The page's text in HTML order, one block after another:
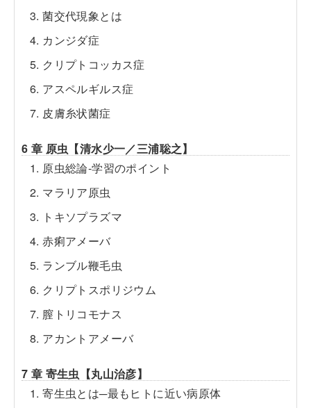
3. 菌交代現象とは
4. カンジダ症
5. クリプトコッカス症
6. アスペルギルス症
7. 皮膚糸状菌症
6 章 原虫【清水少一／三浦聡之】
1. 原虫総論-学習のポイント
2. マラリア原虫
3. トキソプラズマ
4. 赤痢アメーバ
5. ランブル鞭毛虫
6. クリプトスポリジウム
7. 膣トリコモナス
8. アカントアメーバ
7 章 寄生虫【丸山治彦】
1. 寄生虫とは─最もヒトに近い病原体